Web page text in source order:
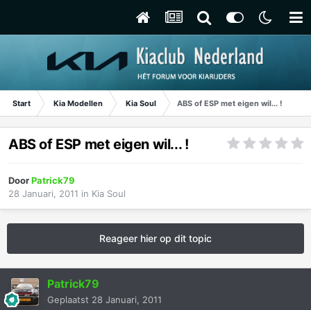
Start Kia Modellen Kia Soul ABS of ESP met eigen wil... !
ABS of ESP met eigen wil... !
DoorPatrick79
28 Januari, 2011 in Kia Soul
Reageer hier op dit topic
Patrick79
Geplaatst 28 Januari, 2011